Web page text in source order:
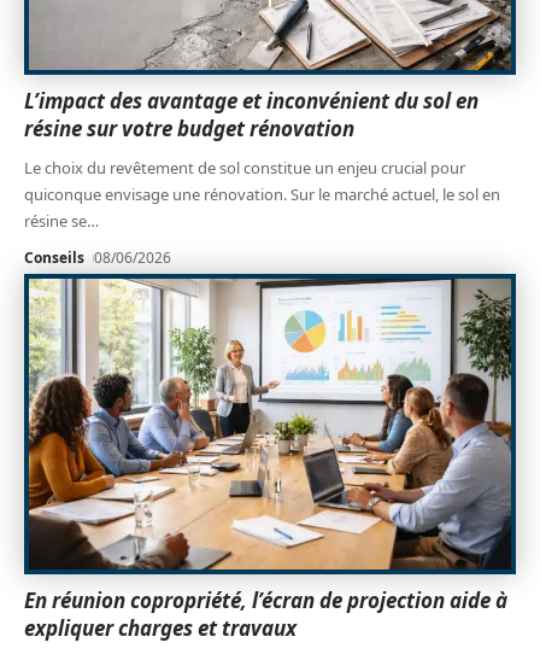
L’impact des avantage et inconvénient du sol en
résine sur votre budget rénovation
Le choix du revêtement de sol constitue un enjeu crucial pour
quiconque envisage une rénovation. Sur le marché actuel, le sol en
résine se…
Conseils 08/06/2026
En réunion copropriété, l’écran de projection aide à
expliquer charges et travaux